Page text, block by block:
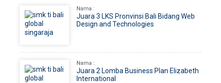
Nama :
Juara 3 LKS Pronvinsi Bali Bidang Web
Design and Technologies
Nama :
Juara 2 Lomba Business Plan Elizabeth
International